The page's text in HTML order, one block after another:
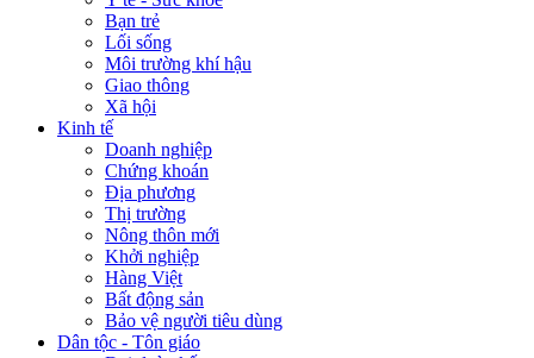
Bạn trẻ
Lối sống
Môi trường khí hậu
Giao thông
Xã hội
Kinh tế
Doanh nghiệp
Chứng khoán
Địa phương
Thị trường
Nông thôn mới
Khởi nghiệp
Hàng Việt
Bất động sản
Bảo vệ người tiêu dùng
Dân tộc - Tôn giáo